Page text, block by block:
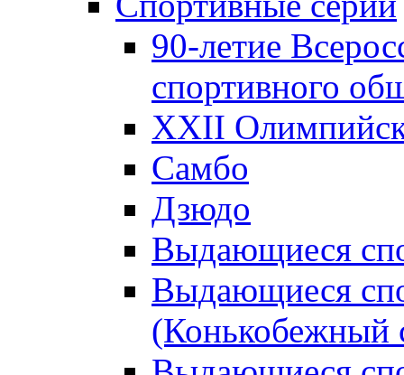
90-летие
спортивного
XXII
Самбо
Дзюдо
Выдающиеся
Выдающиеся
(Конькобежный